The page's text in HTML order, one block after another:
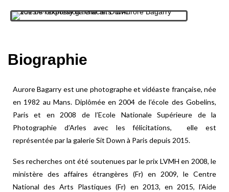
Biographie
Aurore Bagarry est une photographe et vidéaste française, née
en 1982 au Mans. Diplômée en 2004 de l’école des Gobelins,
Paris et en 2008 de l’Ecole Nationale Supérieure de la
Photographie d’Arles avec les félicitations, elle est
représentée par la galerie Sit Down à Paris depuis 2015.
Ses recherches ont été soutenues par le prix LVMH en 2008, le
ministère des affaires étrangères (Fr) en 2009, le Centre
National des Arts Plastiques (Fr) en 2013, en 2015, l’Aide